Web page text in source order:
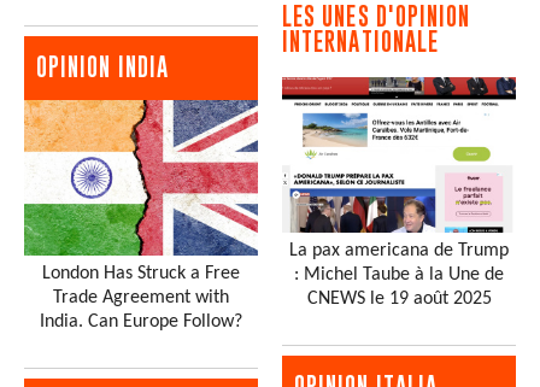
OPINION INDIA
London Has Struck a Free
Trade Agreement with
India. Can Europe Follow?
LES UNES D'OPINION
INTERNATIONALE
La pax americana de Trump
: Michel Taube à la Une de
CNEWS le 19 août 2025